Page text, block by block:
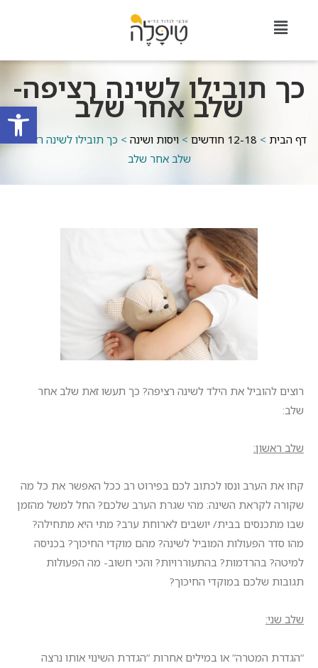
פתח
כך תובילו לשינה רציפה-
שלב אחר שלב
דף הבית > 12-18 חודשים >ויסות ושינה > כך תובילו לשינה רציפה-
שלב אחר שלב
רוצים להוביל את הילד לשינה רציפה? כך תעשו זאת שלב אחר
שלב:
שלב ראשון:
קחו את הערב ונסו לכתוב לכם בפירוט רב ככל האפשר את כל מה
שקורה לקראת השינה: מהי שגרת הערב שלכם? החל למשל מהזמן
שבו מתכנסים בבית/ יושבים לארוחת ערב? מתי היא מתחילה?
מהו סדר הפעולות המוביל לשינה? מהם מוקדי החיכוך? בכניסה
למיטה? בהרדמות? בהתעוררויות? והכי חשוב- מה הפעולות
תגובות שלכם במוקדי החיכוך?
שלב שני:
“הגדרת המטרה” או במילים אחרות “הגדרת השינוי אותו נרצה